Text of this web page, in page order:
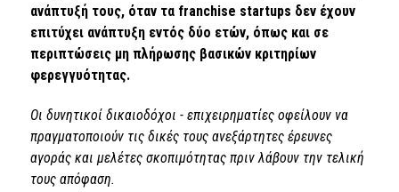
ανάπτυξή τους, όταν τα franchise startups δεν έχουν
επιτύχει ανάπτυξη εντός δύο ετών, όπως και σε
περιπτώσεις μη πλήρωσης βασικών κριτηρίων
φερεγγυότητας.
Οι δυνητικοί δικαιοδόχοι - επιχειρηματίες οφείλουν να
πραγματοποιούν τις δικές τους ανεξάρτητες έρευνες
αγοράς και μελέτες σκοπιμότητας πριν λάβουν την τελική
τους απόφαση.